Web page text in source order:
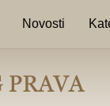
Novosti